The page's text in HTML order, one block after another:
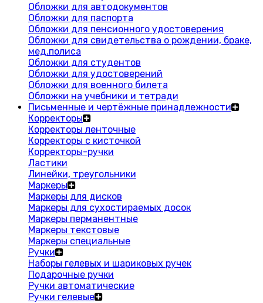
Обложки для автодокументов
Обложки для паспорта
Обложки для пенсионного удостоверения
Обложки для свидетельства о рождении, браке,
мед.полиса
Обложки для студентов
Обложки для удостоверений
Обложки для военного билета
Обложки на учебники и тетради
Письменные и чертёжные принадлежности
Корректоры
Корректоры ленточные
Корректоры с кисточкой
Корректоры-ручки
Ластики
Линейки, треугольники
Маркеры
Маркеры для дисков
Маркеры для сухостираемых досок
Маркеры перманентные
Маркеры текстовые
Маркеры специальные
Ручки
Наборы гелевых и шариковых ручек
Подарочные ручки
Ручки автоматические
Ручки гелевые